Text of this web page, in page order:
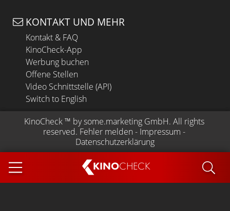
KINOCHECK
KONTAKT UND MEHR
Kontakt & FAQ
KinoCheck-App
Werbung buchen
Offene Stellen
Video Schnittstelle (API)
Switch to English
KinoCheck ™ by some.marketing GmbH. All rights
reserved. Fehler melden - Impressum -
Datenschutzerklärung